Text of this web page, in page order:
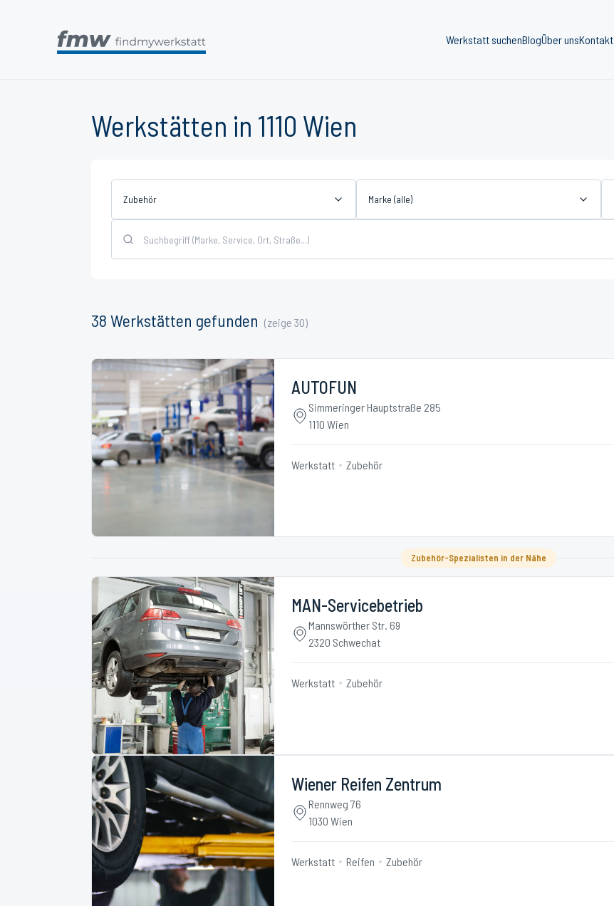
Werkstatt suchenBlogÜber unsKontakt
Werkstätten in 1110 Wien
Zubehör Marke (alle)
38 Werkstätten gefunden (zeige 30)
AUTOFUN
Simmeringer Hauptstraße 285
1110 Wien
Werkstatt Zubehör
Zubehör-Spezialisten in der Nähe
MAN-Servicebetrieb
Mannswörther Str. 69
2320 Schwechat
Werkstatt Zubehör
Wiener Reifen Zentrum
Rennweg 76
1030 Wien
Werkstatt Reifen Zubehör